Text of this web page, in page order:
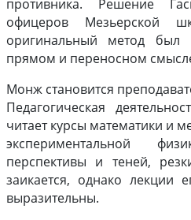
противника. Решение
офицеров Мезьерской
оригинальный метод
прямом и переносном
Монж становится
Педагогическая
читает курсы математики и
экспериментальной
перспективы и теней,
заикается, однако лекции
выразительны.